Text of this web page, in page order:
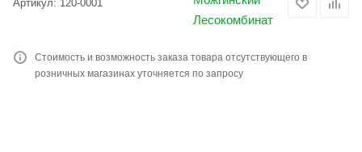
Артикул: 120-0001
Стоимость и возможность заказа товара отсутствующего в
розничных магазинах уточняется по запросу